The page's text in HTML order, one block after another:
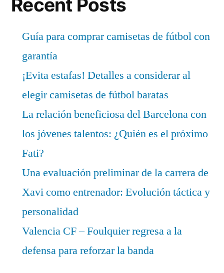
Recent Posts
Guía para comprar camisetas de fútbol con
garantía
¡Evita estafas! Detalles a considerar al
elegir camisetas de fútbol baratas
La relación beneficiosa del Barcelona con
los jóvenes talentos: ¿Quién es el próximo
Fati?
Una evaluación preliminar de la carrera de
Xavi como entrenador: Evolución táctica y
personalidad
Valencia CF – Foulquier regresa a la
defensa para reforzar la banda